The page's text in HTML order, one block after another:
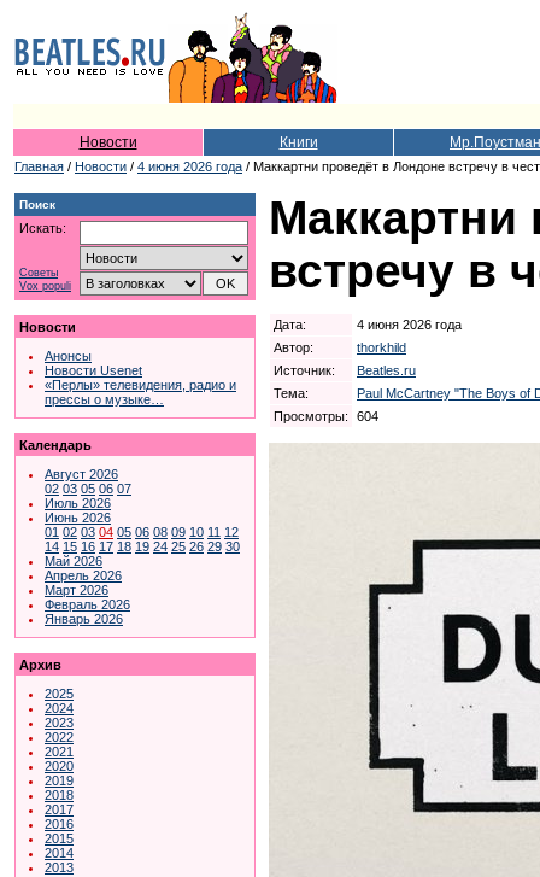
Новости Книги Мр.Поустман
Главная / Новости / 4 июня 2026 года / Маккартни проведёт в Лондоне встречу в
Поиск
Искать:
Советы
Vox populi
Новости
Анонсы
Новости Usenet
«Перлы» телевидения, радио и
прессы о музыке…
Календарь
Август 2026
02 03 05 06 07
Июль 2026
Июнь 2026
01 02 03 04 05 06 08 09 10 11 12
14 15 16 17 18 19 24 25 26 29 30
Май 2026
Апрель 2026
Март 2026
Февраль 2026
Январь 2026
Архив
2025
2024
2023
2022
2021
2020
2019
2018
2017
2016
2015
2014
2013
Маккартни
встречу в
Дата:
4 июня 2026 года
Автор:
thorkhild
Источник:
Beatles.ru
Тема:
Paul McCartney "The Boys of
Просмотры:
604